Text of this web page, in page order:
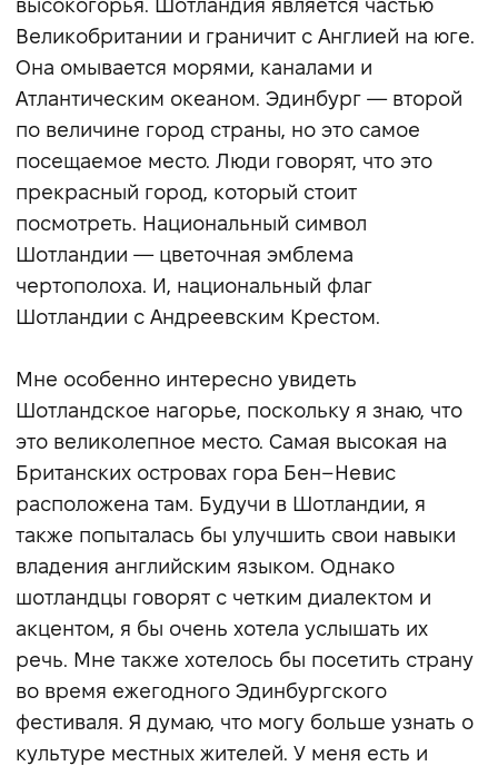
высокогорья. Шотландия является частью
Великобритании и граничит с Англией на юге.
Она омывается морями, каналами и
Атлантическим океаном. Эдинбург — второй
по величине город страны, но это самое
посещаемое место. Люди говорят, что это
прекрасный город, который стоит
посмотреть. Национальный символ
Шотландии — цветочная эмблема
чертополоха. И, национальный флаг
Шотландии с Андреевским Крестом.
Мне особенно интересно увидеть
Шотландское нагорье, поскольку я знаю, что
это великолепное место. Самая высокая на
Британских островах гора Бен–Невис
расположена там. Будучи в Шотландии, я
также попыталась бы улучшить свои навыки
владения английским языком. Однако
шотландцы говорят с четким диалектом и
акцентом, я бы очень хотела услышать их
речь. Мне также хотелось бы посетить страну
во время ежегодного Эдинбургского
фестиваля. Я думаю, что могу больше узнать о
культуре местных жителей. У меня есть и